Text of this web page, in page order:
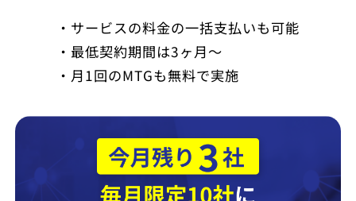
・サービスの料金の一括支払いも可能
・最低契約期間は3ヶ月～
・月1回のMTGも無料で実施